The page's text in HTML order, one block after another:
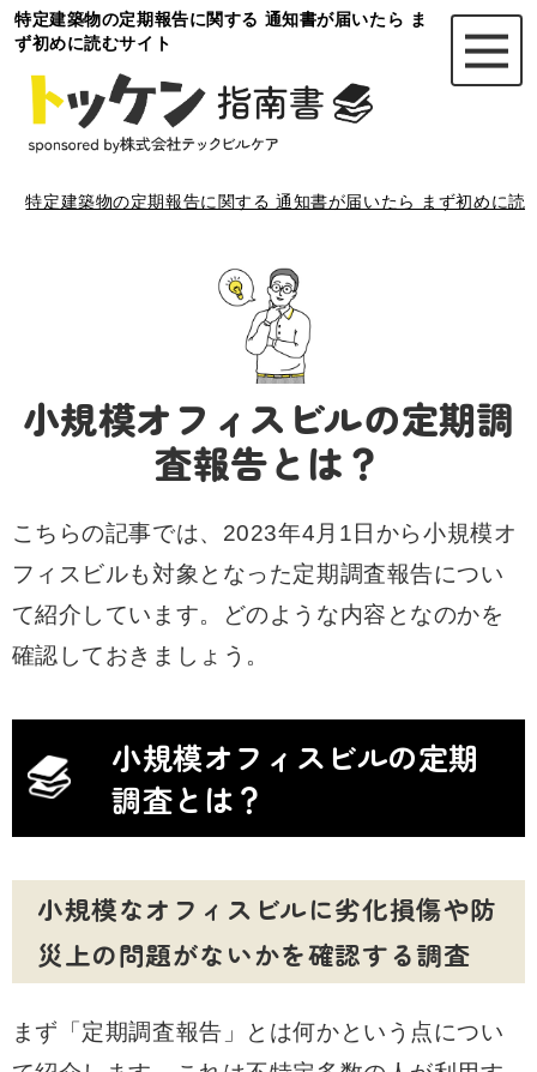
特定建築物の定期報告に関する 通知書が届いたら ま
ず初めに読むサイト
特定建築物の定期報告に関する 通知書が届いたら まず初めに読
小規模オフィスビルの定期調
査報告とは？
こちらの記事では、2023年4月1日から小規模オ
フィスビルも対象となった定期調査報告につい
て紹介しています。どのような内容となのかを
確認しておきましょう。
小規模オフィスビルの定期
調査とは？
小規模なオフィスビルに劣化損傷や防
災上の問題がないかを確認する調査
まず「定期調査報告」とは何かという点につい